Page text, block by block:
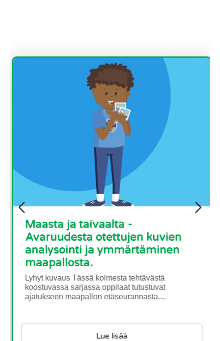
Maasta ja taivaalta -
Avaruudesta otettujen kuvien
analysointi ja ymmärtäminen
maapallosta.
Lyhyt kuvaus Tässä kolmesta tehtävästä
koostuvassa sarjassa oppilaat tutustuvat
ajatukseen maapallon etäseurannasta....
Lue lisää